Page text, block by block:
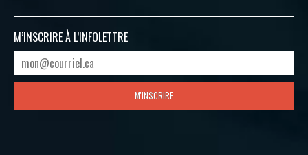
M’INSCRIRE À L’INFOLETTRE
M'INSCRIRE